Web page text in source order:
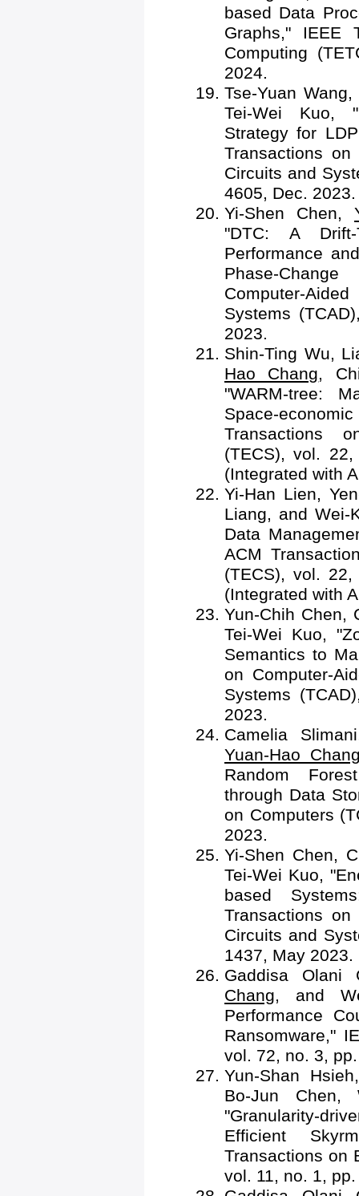
based Data
Graphs," IEEE
Computing
2024.
Tse-Yuan
Tei-Wei Kuo,
Strategy for
Transactions on
Circuits and
4605, Dec. 2023.
Yi-Shen Chen,
"DTC: A
Performance
Phase-
Computer-
Systems
2023.
Shin-Ting Wu,
Hao Chang,
"WARM-tree:
Space-
Transactions
(TECS), vol.
(Integrated with
Yi-Han Lien,
Liang, and Wei-
Data
ACM
(TECS), vol.
(Integrated with
Yun-Chih Chen,
Tei-Wei Kuo,
Semantics to
on Computer-
Systems
2023.
Camelia
Yuan-Hao
Random
through Data
on Computers
2023.
Yi-Shen Chen,
Tei-Wei Kuo,
based
Transactions on
Circuits and
1437, May 2023.
Gaddisa Olani
Chang, and
Performance
Ransomware,"
vol. 72, no. 3,
Yun-Shan
Bo-Jun Chen,
"Granularity-
Efficient
Transactions on
vol. 11, no. 1,